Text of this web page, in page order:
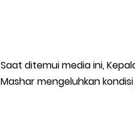
Saat ditemui media ini,
Mashar mengeluhkan